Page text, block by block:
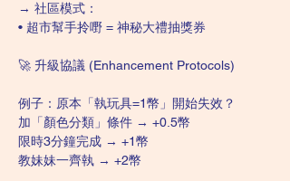
→ 社區模式：
• 超市幫手拎嘢 = 神秘大禮抽獎券
🚀 升級協議 (Enhancement Protocols)
例子：原本「執玩具=1幣」開始失效？
加「顏色分類」條件 → +0.5幣
限時3分鐘完成 → +1幣
教妹妹一齊執 → +2幣